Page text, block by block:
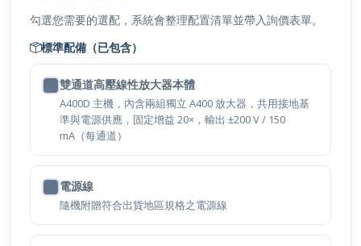
勾選您需要的選配，系統會整理配置清單並帶入詢價表單。
標準配備（已包含）
雙通道高壓線性放大器本體
A400D 主機，內含兩組獨立 A400 放大器，共用接地基
準與電源供應，固定增益 20×，輸出 ±200 V / 150
mA（每通道）
電源線
隨機附贈符合出貨地區規格之電源線